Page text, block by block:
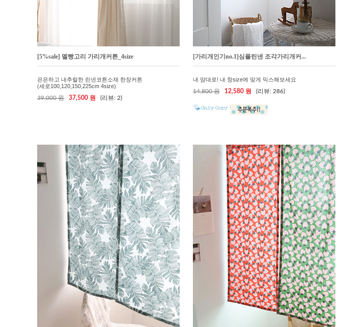
[5%sale] 멜빵고리 가리개커튼_4size
은은하고 내추럴한 린넨코튼소재 한장커튼
(세로100,120,150,225cm 4size)
39,000 원
37,500 원 (리뷰: 2)
[가리개인기no.1]심플린넨 조각가리개커...
내 맘대로! 내 창size에 맞게 믹스해보세요
14,800 원
12,580 원 (리뷰: 286)